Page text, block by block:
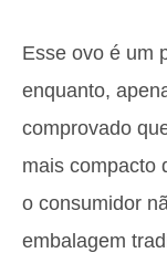
Esse ovo é um
enquanto,
comprovado
mais compacto
o consumidor
embalagem